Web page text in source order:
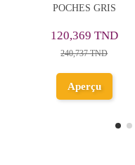
Compartiments, Rose -
Ajouter au
panier